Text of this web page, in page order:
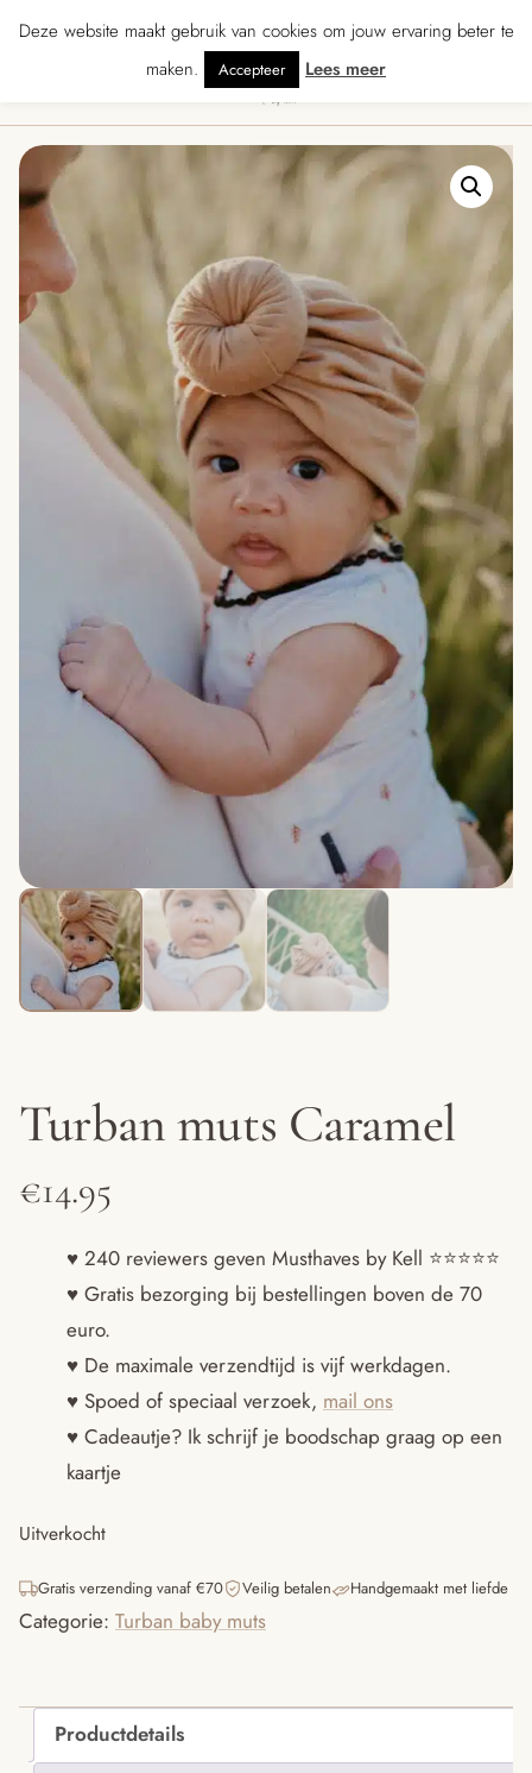
· Gratis verzending vanaf € 70 · Gratis kaartje met je bestelling •
Turban muts Caramel
€14.95
♥ 240 reviewers geven Musthaves by Kell ⭐️⭐️⭐️⭐️⭐️
♥ Gratis bezorging bij bestellingen boven de 70
euro.
♥ De maximale verzendtijd is vijf werkdagen.
♥ Spoed of speciaal verzoek, mail ons
♥ Cadeautje? Ik schrijf je boodschap graag op een
kaartje
Uitverkocht
Gratis verzending vanaf €70 Veilig betalen Handgemaakt met liefde
Categorie: Turban baby muts
Productdetails
Deze website maakt gebruik van cookies om jouw ervaring beter te
maken.
Accepteer Lees meer